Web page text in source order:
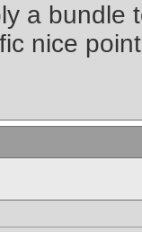
a bundle
nice